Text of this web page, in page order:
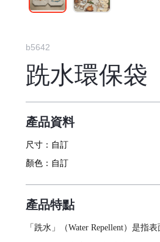
b5642
跣水環保袋
產品資料
尺寸： 自訂
顏色： 自訂
產品特點
「跣水」（Water Repellent）是指